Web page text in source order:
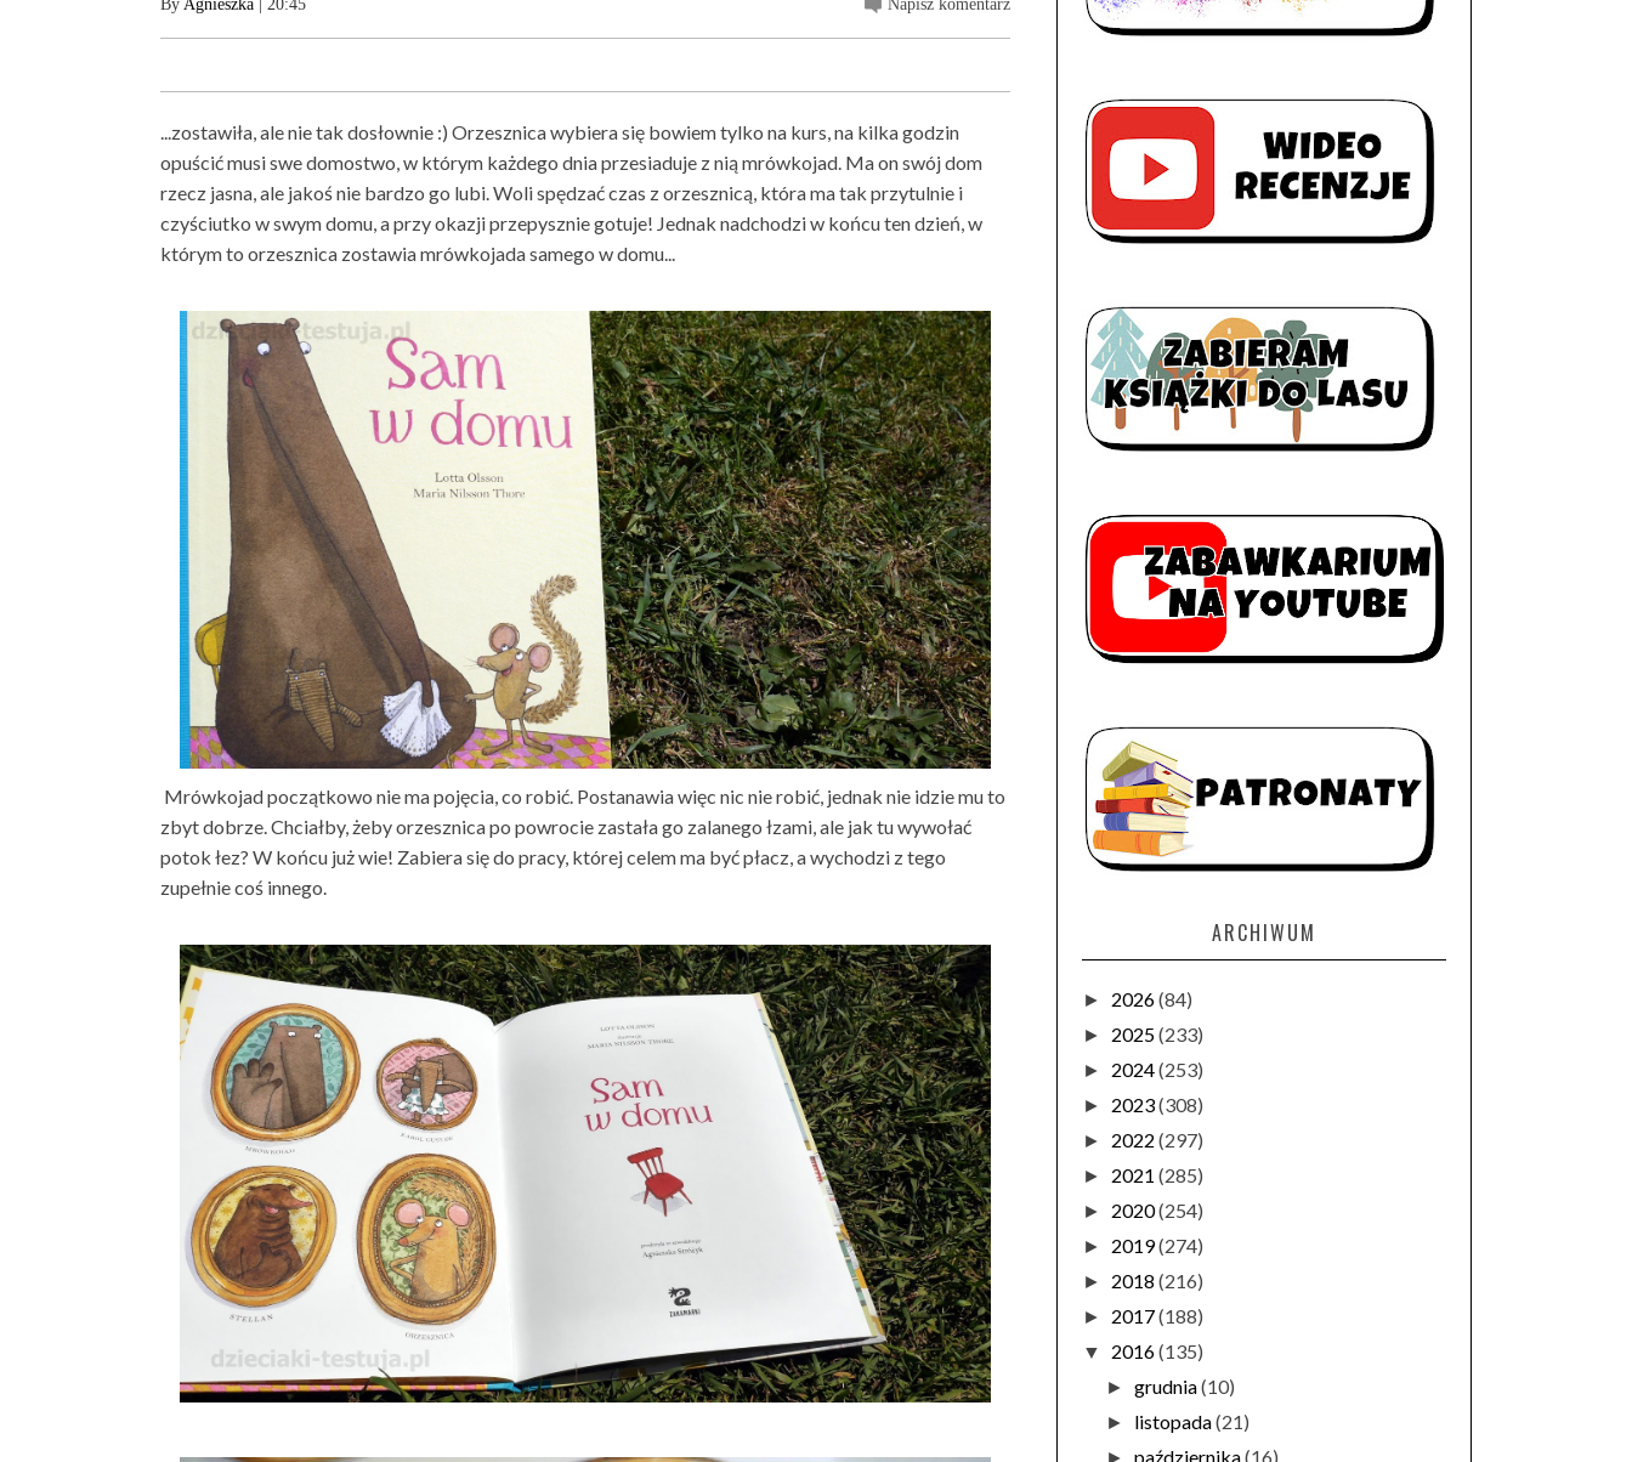
By Agnieszka | 20:45 Napisz komentarz
...zostawiła, ale nie tak dosłownie :) Orzesznica wybiera się bowiem tylko na kurs, na kilka godzin
opuścić musi swe domostwo, w którym każdego dnia przesiaduje z nią mrówkojad. Ma on swój dom
rzecz jasna, ale jakoś nie bardzo go lubi. Woli spędzać czas z orzesznicą, która ma tak przytulnie i
czyściutko w swym domu, a przy okazji przepysznie gotuje! Jednak nadchodzi w końcu ten dzień, w
którym to orzesznica zostawia mrówkojada samego w domu...
Mrówkojad początkowo nie ma pojęcia, co robić. Postanawia więc nic nie robić, jednak nie idzie mu to
zbyt dobrze. Chciałby, żeby orzesznica po powrocie zastała go zalanego łzami, ale jak tu wywołać
potok łez? W końcu już wie! Zabiera się do pracy, której celem ma być płacz, a wychodzi z tego
zupełnie coś innego.
ARCHIWUM
► 2026(84)
► 2025(233)
► 2024(253)
► 2023(308)
► 2022 (297)
► 2021 (285)
► 2020(254)
► 2019(274)
► 2018 (216)
► 2017(188)
▼ 2016(135)
►grudnia(10)
► listopada(21)
października(16)